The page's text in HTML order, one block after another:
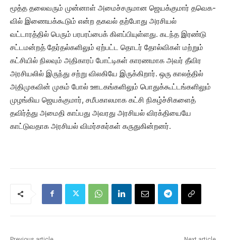
மூத்த தலைவரும் முன்னாள் அமைச்சருமான ஜெயக்குமார் தவெக-
வில் இணையக்கூடும் என்ற தகவல் தற்போது அரசியல்
வட்டாரத்தில் பெரும் பரபரப்பைக் கிளப்பியுள்ளது. கடந்த இரண்டு
சட்டமன்றத் தேர்தல்களிலும் ஏற்பட்ட தொடர் தோல்விகள் மற்றும்
கட்சியில் நிலவும் அதிகாரப் போட்டிகள் காரணமாக அவர் தீவிர
அரசியலில் இருந்து சற்று விலகியே இருக்கிறார். ஒரு காலத்தில்
அதிமுகவின் முகம் போல் ஊடகங்களிலும் பொதுக்கூட்டங்களிலும்
முழங்கிய ஜெயக்குமார், சமீபகாலமாக கட்சி நிகழ்ச்சிகளைத்
தவிர்த்து அமைதி காப்பது அவரது அரசியல் விரக்தியையே
காட்டுவதாக அரசியல் விமர்சகர்கள் கருதுகின்றனர்.